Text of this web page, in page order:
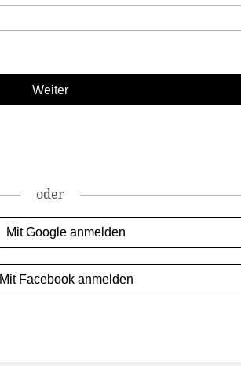
oder
Mit Google anmelden
Mit Facebook anmelden